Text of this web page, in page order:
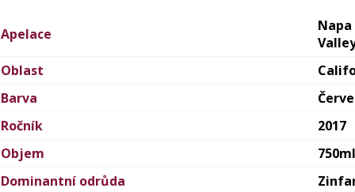
Apelace
Napa
Oblast
Barva
Ročník
2017
Objem
750ml
Dominantní odrůda